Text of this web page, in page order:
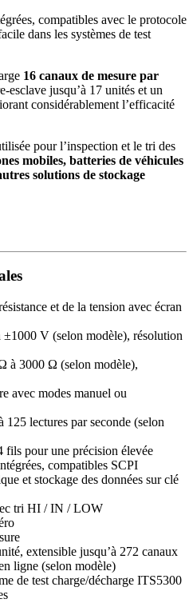
compatibles avec le protocole
dans les systèmes de test
16 canaux de mesure par
esclave jusqu’à 17 unités et un
considérablement l’efficacité
pour l’inspection et le tri des
mobiles, batteries de véhicules
solutions de stockage
et de la tension avec écran
V (selon modèle), résolution
à 3000 Ω (selon modèle),
avec modes manuel ou
125 lectures par seconde (selon
fils pour une précision élevée
compatibles SCPI
et stockage des données sur clé
tri HI / IN / LOW
extensible jusqu’à 272 canaux
ligne (selon modèle)
de test charge/décharge ITS5300